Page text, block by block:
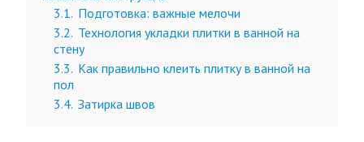
3.1. Подготовка: важные мелочи
3.2. Технология укладки плитки в ванной на
стену
3.3. Как правильно клеить плитку в ванной на
пол
3.4. Затирка швов